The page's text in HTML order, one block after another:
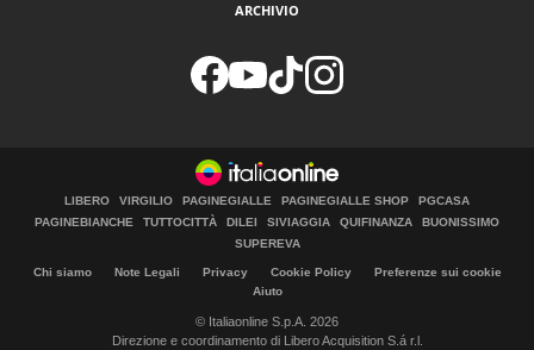
ARCHIVIO
LIBERO VIRGILIO PAGINEGIALLE PAGINEGIALLE SHOP
PGCASA
PAGINEBIANCHE
TUTTOCITTÀ DILEI SIVIAGGIA QUIFINANZA
BUONISSIMO
SUPEREVA
Chi siamo Note Legali Privacy Cookie Policy
Preferenze sui cookie
Aiuto
© Italiaonline S.p.A. 2026
Direzione e coordinamento di Libero Acquisition S.á r.l.